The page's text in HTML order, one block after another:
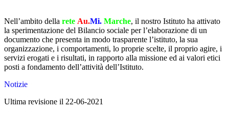
Nell’ambito della rete Au.Mi. Marche, il nostro Istituto ha attivato
la sperimentazione del Bilancio sociale per l’elaborazione di un
documento che presenta in modo trasparente l’istituto, la sua
organizzazione, i comportamenti, lo proprie scelte, il proprio agire, i
servizi erogati e i risultati, in rapporto alla missione ed ai valori etici
posti a fondamento dell’attività dell’Istituto.
Notizie
Ultima revisione il 22-06-2021